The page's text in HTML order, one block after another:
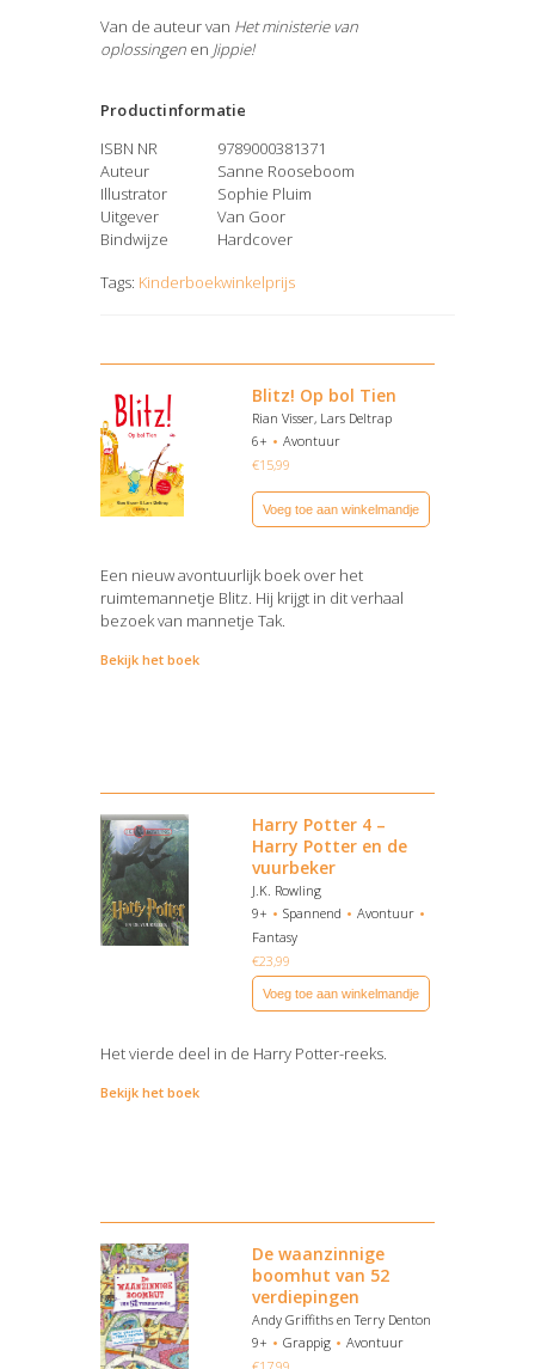
Van de auteur van Het ministerie van
oplossingen en Jippie!
Productinformatie
ISBN NR
9789000381371
Auteur
Sanne Rooseboom
Illustrator
Sophie Pluim
Uitgever
Van Goor
Bindwijze
Hardcover
Tags: Kinderboekwinkelprijs
Blitz! Op bol Tien
Rian Visser, Lars Deltrap
6+
Avontuur
€15,99
Voeg toe aan winkelmandje
Een nieuw avontuurlijk boek over het
ruimtemannetje Blitz. Hij krijgt in dit verhaal
bezoek van mannetje Tak.
Bekijk het boek
Harry Potter 4 –
Harry Potter en de
vuurbeker
J.K. Rowling
9+
Spannend
Avontuur
Fantasy
€23,99
Voeg toe aan winkelmandje
Het vierde deel in de Harry Potter-reeks.
Bekijk het boek
De waanzinnige
boomhut van 52
verdiepingen
Andy Griffiths en Terry Denton
9+
Grappig
Avontuur